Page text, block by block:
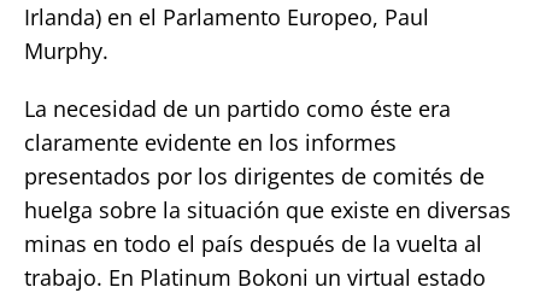
Irlanda) en el Parlamento Europeo, Paul
Murphy.
La necesidad de un partido como éste era
claramente evidente en los informes
presentados por los dirigentes de comités de
huelga sobre la situación que existe en diversas
minas en todo el país después de la vuelta al
trabajo. En Platinum Bokoni un virtual estado